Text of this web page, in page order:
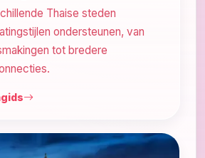
Thaise steden
ondersteunen, van
tot bredere